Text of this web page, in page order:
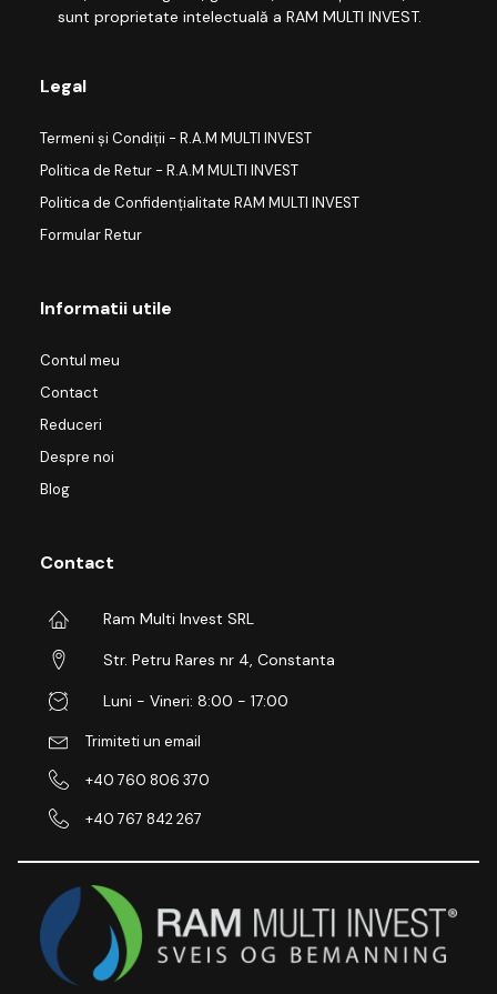
sunt proprietate intelectuală a RAM MULTI INVEST.
Legal
Termeni și Condiții - R.A.M MULTI INVEST
Politica de Retur - R.A.M MULTI INVEST
Politica de Confidențialitate RAM MULTI INVEST
Formular Retur
Informatii utile
Contul meu
Contact
Reduceri
Despre noi
Blog
Contact
Ram Multi Invest SRL
Str. Petru Rares nr 4, Constanta
Luni - Vineri: 8:00 - 17:00
Trimiteti un email
+40 760 806 370
+40 767 842 267